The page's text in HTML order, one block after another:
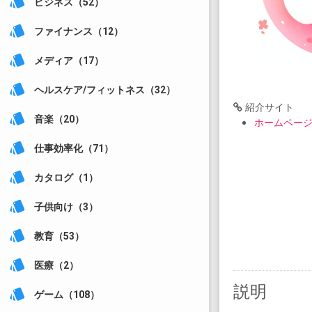
style ファイナンス（12）
style メディア（17）
style ヘルスケア/フィットネス（32）
style 音楽（20）
style 仕事効率化（71）
style カタログ（1）
style 子供向け（3）
style 教育（53）
style 医療（2）
style ゲーム（108）
紹介サイト
ホームページ
説明